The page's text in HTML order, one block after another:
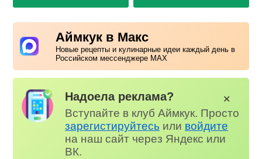
Аймкук в Макс
Новые рецепты и кулинарные идеи каждый день в
Российском мессенджере MAX
Надоела реклама?
Вступайте в клуб Аймкук. Просто
зарегистируйтесь или войдите
на наш сайт через Яндекс или
ВК.
✕